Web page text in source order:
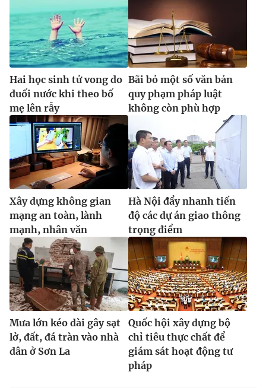
Hai học sinh tử vong do
đuối nước khi theo bố
mẹ lên rẫy
Bãi bỏ một số văn bản
quy phạm pháp luật
không còn phù hợp
Xây dựng không gian
mạng an toàn, lành
mạnh, nhân văn
Hà Nội đẩy nhanh tiến
độ các dự án giao thông
trọng điểm
Mưa lớn kéo dài gây sạt
lở, đất, đá tràn vào nhà
dân ở Sơn La
Quốc hội xây dựng bộ
chỉ tiêu thực chất để
giám sát hoạt động tư
pháp